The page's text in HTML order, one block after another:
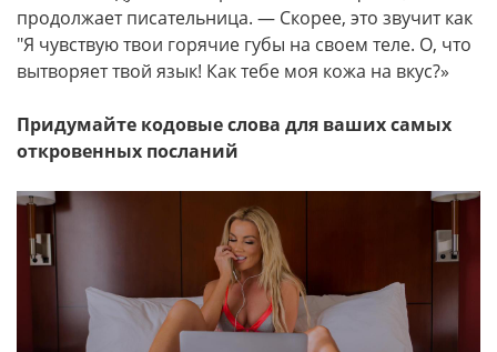
продолжает писательница. — Скорее, это звучит как
"Я чувствую твои горячие губы на своем теле. О, что
вытворяет твой язык! Как тебе моя кожа на вкус?»
Придумайте кодовые слова для ваших самых
откровенных посланий